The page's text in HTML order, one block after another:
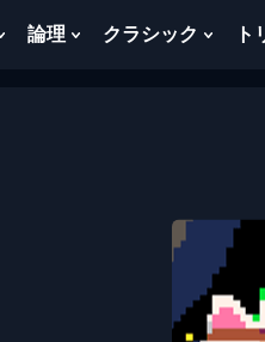
Show
論理 Showクラシック
Show
ト